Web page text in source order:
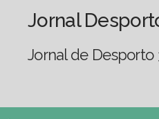
Jornal
Jornal de Desporto